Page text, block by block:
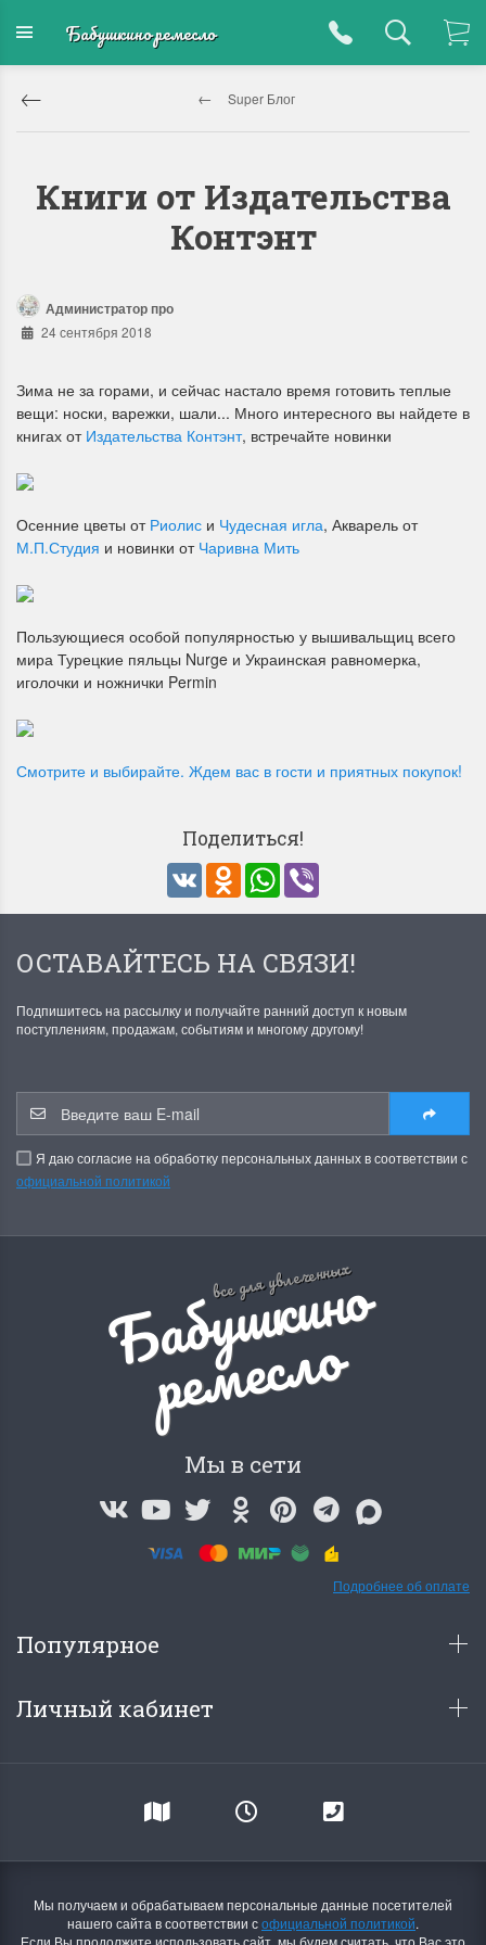
Бабушкино ремесло
Super Блог
Книги от Издательства
Контэнт
Администратор про
24 сентября 2018
Зима не за горами, и сейчас настало время готовить теплые
вещи: носки, варежки, шали... Много интересного вы найдете в
книгах от Издательства Контэнт, встречайте новинки
Осенние цветы от Риолис и Чудесная игла, Акварель от
М.П.Студия и новинки от Чаривна Мить
Пользующиеся особой популярностью у вышивальщиц всего
мира Турецкие пяльцы Nurge и Украинская равномерка,
иголочки и ножнички Permin
Смотрите и выбирайте. Ждем вас в гости и приятных покупок!
Поделиться!
VK Odnoklassniki
WhatsApp
ОСТАВАЙТЕСЬ НА СВЯЗИ!
Подпишитесь на рассылку и получайте ранний доступ к новым
поступлениям, продажам, событиям и многому другому!
Я даю согласие на обработку персональных данных в соответствии с
официальной политикой
все для увлеченных
Б
а
б
у
ш
к
и
н
о
р
е
м
е
с
л
о
Мы в сети
Подробнее об оплате
Популярное
Личный кабинет
Мы получаем и обрабатываем персональные данные посетителей
нашего сайта в соответствии софициальной политикой.